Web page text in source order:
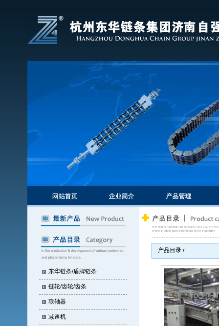
东华链条/盾牌链条
链轮/齿轮/齿条
联轴器
减速机
产品目录 /